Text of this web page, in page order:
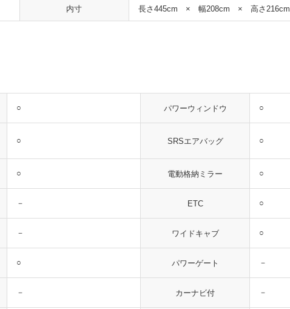
内寸 長さ445cm × 幅208cm × 高さ216cm
○ パワーウィンドウ ○
○ SRSエアバッグ ○
○ 電動格納ミラー ○
－ ETC ○
－ ワイドキャブ ○
○ パワーゲート －
－ カーナビ付 －